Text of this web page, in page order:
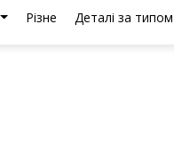
Різне Деталі за типом